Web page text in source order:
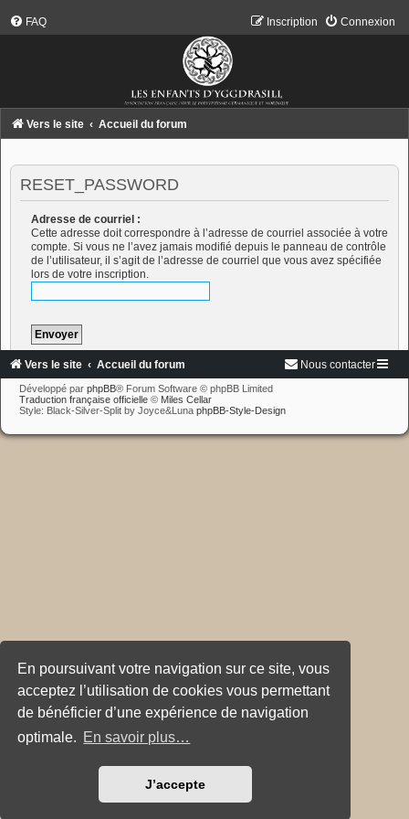
En poursuivant votre navigation sur ce site, vous
acceptez l’utilisation de cookies vous permettant
de bénéficier d’une expérience de navigation
optimale. En savoir plus…
J’accepte
FAQ Connexion
Inscription
Vers le site Accueil du forum
RESET_PASSWORD
Adresse de courriel :
Cette adresse doit correspondre à l’adresse de courriel associée à votre
compte. Si vous ne l’avez jamais modifié depuis le panneau de contrôle
de l’utilisateur, il s’agit de l’adresse de courriel que vous avez spécifiée
lors de votre inscription.
Vers le site Accueil du forum Nous contacter
Développé par phpBB® Forum Software © phpBB Limited
Traduction française officielle © Miles Cellar
Style: Black-Silver-Split by Joyce&Luna phpBB-Style-Design